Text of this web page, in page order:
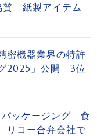
賛 紙製アイテム
機器業界の特許
グ2025」公開 3位
パッケージング 食
リコー合弁会社で